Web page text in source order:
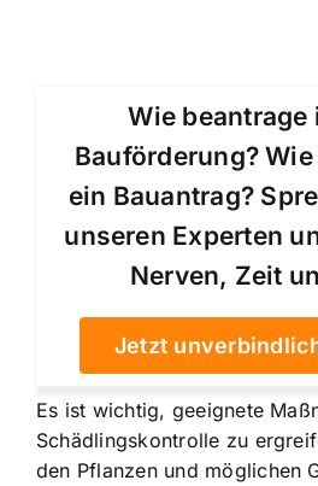
Wie beantrage
Bauförderung?
ein Bauantrag?
unseren Experten
Nerven, Zeit
Jetzt
Es ist wichtig, geeignete
Schädlingskontrolle zu
den Pflanzen und möglichen